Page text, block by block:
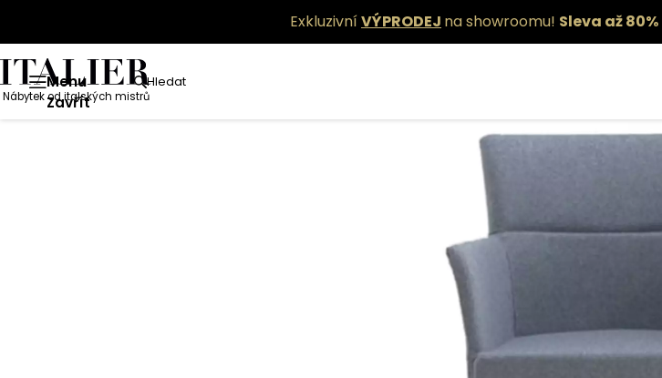
ExkluzivníVÝPRODEJ na showroomu! Sleva až 80%
Menu
Zavřít
Hledat
Nábytek od italských mistrů